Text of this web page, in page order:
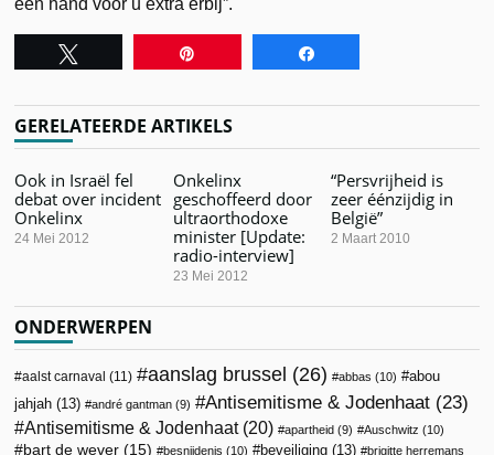
GERELATEERDE ARTIKELS
Ook in Israël fel
debat over incident
Onkelinx
24 Mei 2012
Onkelinx
geschoffeerd door
ultraorthodoxe
minister [Update:
radio-interview]
23 Mei 2012
“Persvrijheid is
zeer éénzijdig in
België”
2 Maart 2010
ONDERWERPEN
aalst carnaval (11) aanslag brussel (26) abbas (10)
abou
jahjah (13) andré gantman (9) Antisemitisme & Jodenhaat (23)
Antisemitisme & Jodenhaat(20) apartheid (9) Auschwitz (10)
bart de wever (15) besnijdenis (10) beveiliging (13)
brigitte herremans